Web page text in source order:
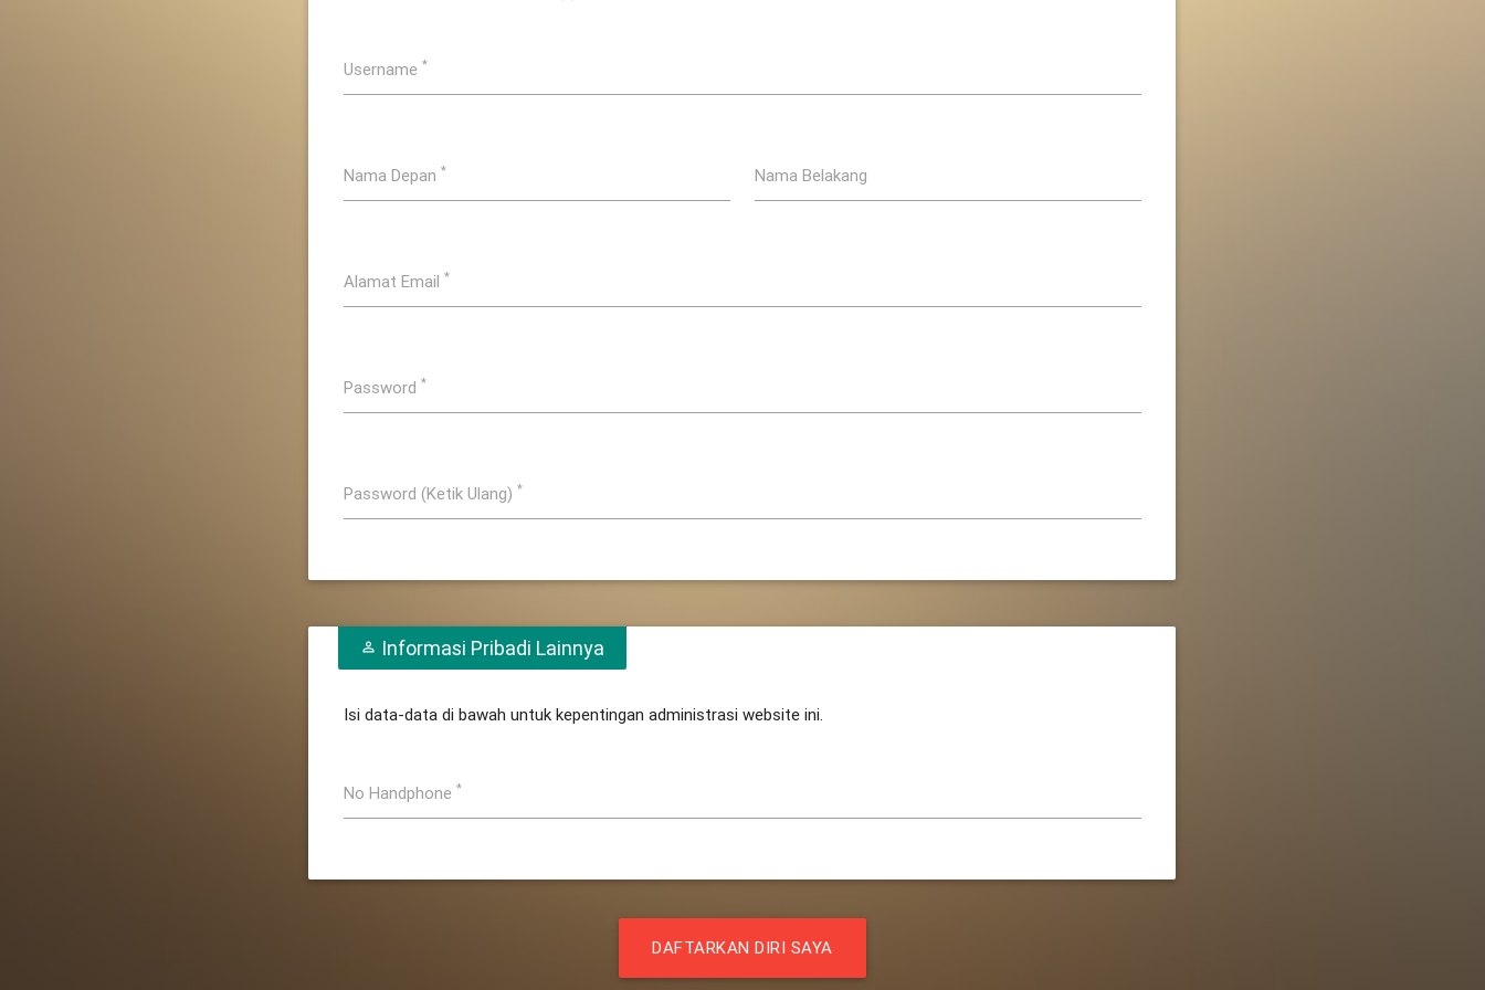
Username *
Nama Depan * Nama Belakang
Alamat Email *
Password *
Password (Ketik Ulang) *
perm_identity Informasi Pribadi Lainnya
Isi data-data di bawah untuk kepentingan administrasi website ini.
No Handphone *
DAFTARKAN DIRI SAYA